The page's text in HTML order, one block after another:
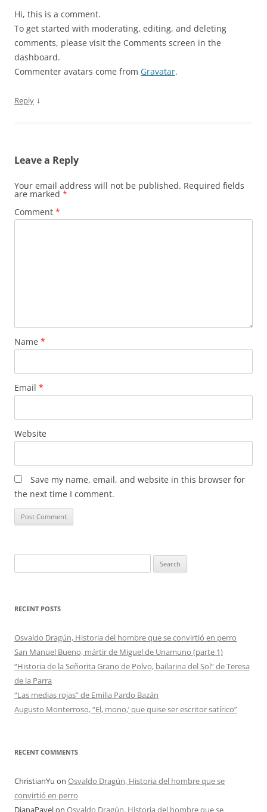
Hi, this is a comment.
To get started with moderating, editing, and deleting
comments, please visit the Comments screen in the
dashboard.
Commenter avatars come from Gravatar.
Reply ↓
Leave a Reply
Your email address will not be published. Required fields
are marked *
Comment *
Name *
Email *
Website
Save my name, email, and website in this browser for
the next time I comment.
for:
RECENT POSTS
Osvaldo Dragún, Historia del hombre que se convirtió en perro
San Manuel Bueno, mártir de Miguel de Unamuno (parte 1)
“Historia de la Señorita Grano de Polvo, bailarina del Sol” de Teresa
de la Parra
“Las medias rojas” de Emilia Pardo Bazán
Augusto Monterroso, “El, mono,’ que quise ser escritor satírico”
RECENT COMMENTS
ChristianYu on Osvaldo Dragún, Historia del hombre que se
convirtió en perro
DianaPavelon Osvaldo Dragún, Historia del hombre que se